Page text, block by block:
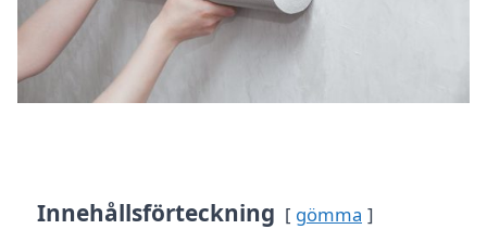
Innehållsförteckning gömma